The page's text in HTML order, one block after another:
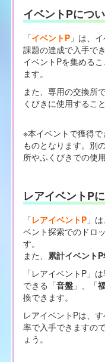
イベントPにつ
「イベントP」は、
課題の達成で入手で
イベントPを集める
ます。
また、専用の交換所
くびきに使用するこ
※本イベントで獲得
ものとなります。別
所やふくびきでの使
レアイベントP
「レアイベントP」
ベント探索でのドロ
す。
また、 累計イベント
「レアイベントP」
できる「音盤」、「
換できます。
レアイベントPは、
率で入手できますの
ょう。